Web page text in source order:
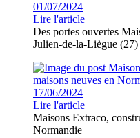
01/07/2024
Lire l'article
Des portes ouvertes
Julien-de-la-Liègue
17/06/2024
Lire l'article
Maisons Extraco,
Normandie